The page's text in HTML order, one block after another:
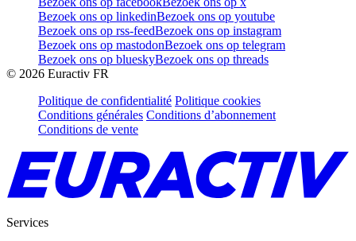
Bezoek ons op linkedinBezoek ons op youtube
Bezoek ons op rss-feedBezoek ons op instagram
Bezoek ons op mastodonBezoek ons op telegram
Bezoek ons op blueskyBezoek ons op threads
© 2026 Euractiv FR
Politique de confidentialité Politique cookies
Conditions générales Conditions d’abonnement
Conditions de vente
Services